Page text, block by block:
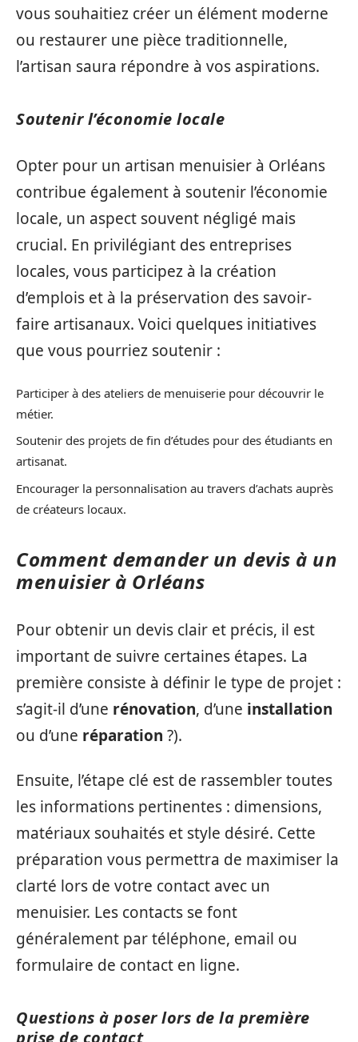
vous souhaitiez créer un élément moderne
ou restaurer une pièce traditionnelle,
l’artisan saura répondre à vos aspirations.
Soutenir l’économie locale
Opter pour un artisan menuisier à Orléans
contribue également à soutenir l’économie
locale, un aspect souvent négligé mais
crucial. En privilégiant des entreprises
locales, vous participez à la création
d’emplois et à la préservation des savoir-
faire artisanaux. Voici quelques initiatives
que vous pourriez soutenir :
Participer à des ateliers de menuiserie pour découvrir le
métier.
Soutenir des projets de fin d’études pour des étudiants en
artisanat.
Encourager la personnalisation au travers d’achats auprès
de créateurs locaux.
Comment demander un devis à un
menuisier à Orléans
Pour obtenir un devis clair et précis, il est
important de suivre certaines étapes. La
première consiste à définir le type de projet :
s’agit-il d’une rénovation, d’une installation
ou d’une réparation ?).
Ensuite, l’étape clé est de rassembler toutes
les informations pertinentes : dimensions,
matériaux souhaités et style désiré. Cette
préparation vous permettra de maximiser la
clarté lors de votre contact avec un
menuisier. Les contacts se font
généralement par téléphone, email ou
formulaire de contact en ligne.
Questions à poser lors de la première
prise de contact